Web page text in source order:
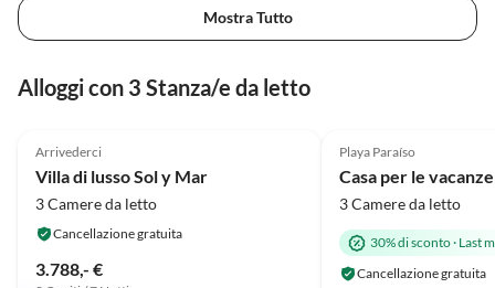
Mostra Tutto
Alloggi con 3 Stanza/e da letto
Arrivederci
Villa di lusso Sol y Mar
3 Camere da letto
Cancellazione gratuita
3.788,- €
Playa Paraíso
Casa per le
3 Camere da letto
30% di sconto· Last
Cancellazione gratuita